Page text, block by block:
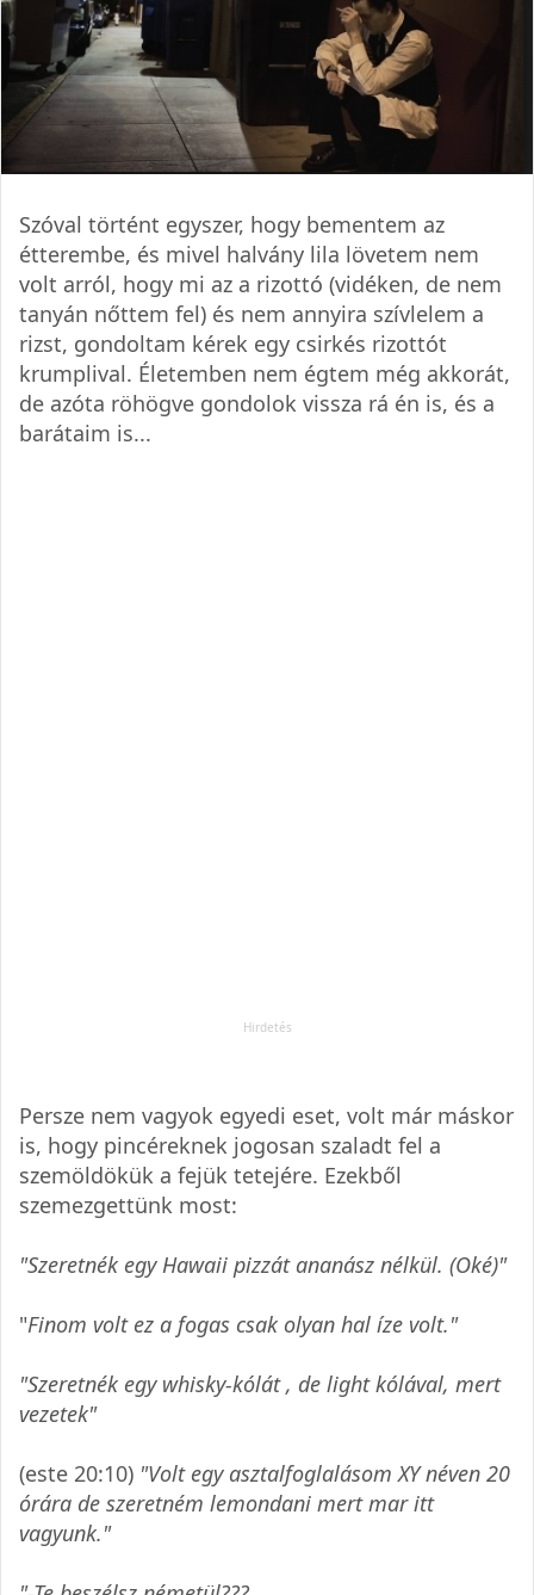
Szóval történt egyszer, hogy bementem az
étterembe, és mivel halvány lila lövetem nem
volt arról, hogy mi az a rizottó (vidéken, de nem
tanyán nőttem fel) és nem annyira szívlelem a
rizst, gondoltam kérek egy csirkés rizottót
krumplival. Életemben nem égtem még akkorát,
de azóta röhögve gondolok vissza rá én is, és a
barátaim is...
Persze nem vagyok egyedi eset, volt már máskor
is, hogy pincéreknek jogosan szaladt fel a
szemöldökük a fejük tetejére. Ezekből
szemezgettünk most:
"Szeretnék egy Hawaii pizzát ananász nélkül. (Oké)"
"Finom volt ez a fogas csak olyan hal íze volt."
"Szeretnék egy whisky-kólát , de light kólával, mert
vezetek"
(este 20:10) "Volt egy asztalfoglalásom XY néven 20
órára de szeretném lemondani mert mar itt
vagyunk."